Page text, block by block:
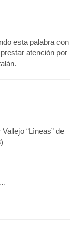
esta palabra con
atención por
“Lìneas” de